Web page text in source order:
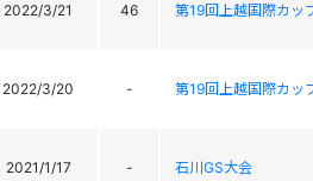
2022/3/21 46 第19回上越国際カッ
2022/3/20 - 第19回上越国際カッ
2021/1/17 - 石川GS大会